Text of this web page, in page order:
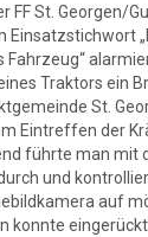
FF St. Georgen/
Einsatzstichwort
Traktors ein
St.
Eintreffen der
führte man mit
und
auf
konnte